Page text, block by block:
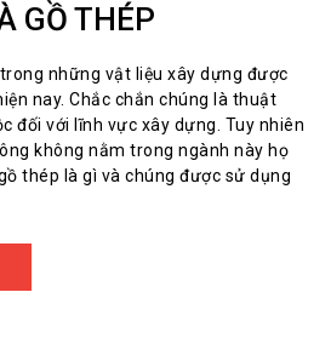
GỒ THÉP
những vật liệu xây dựng được
nay. Chắc chắn chúng là thuật
đối với lĩnh vực xây dựng. Tuy nhiên
không nằm trong ngành này họ
thép là gì và chúng được sử dụng